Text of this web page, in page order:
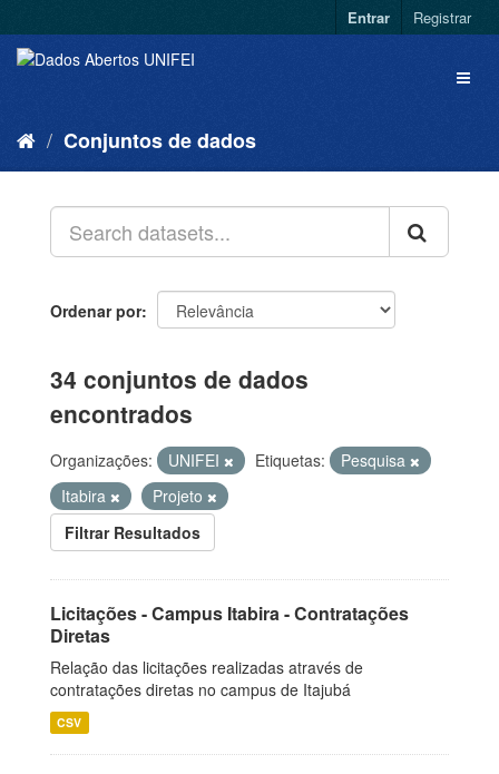
Entrar Registrar
Conjuntos de dados
Ordenar por
34 conjuntos de dados
encontrados
Organizações: UNIFEI Etiquetas:
Pesquisa
Itabira
Projeto
Filtrar Resultados
Licitações - Campus Itabira - Contratações
Diretas
Relação das licitações realizadas através de
contratações diretas no campus de Itajubá
CSV